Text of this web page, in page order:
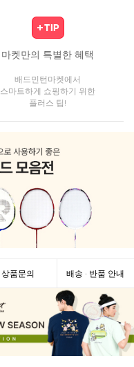
마켓만의 특별한 혜택
배드민턴마켓에서
스마트하게 쇼핑하기 위한
플러스 팁!
상품문의 배송 · 반품 안내